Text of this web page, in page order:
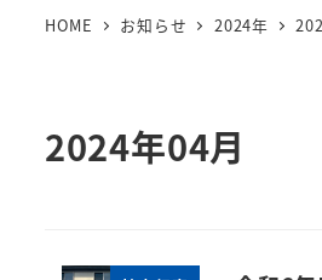
HOME お知らせ 2024年
2024年04月